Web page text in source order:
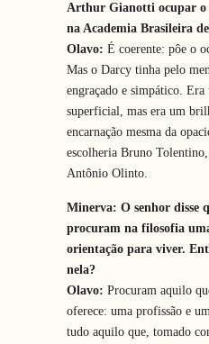
Arthur Gianotti ocupar o
na Academia Brasileira
Olavo: É coerente: pôe o
Mas o Darcy tinha pelo
engraçado e simpático.
superficial, mas era um
encarnação mesma da
escolheria Bruno
Antônio Olinto.
Minerva: O senhor disse
procuram na filosofia
orientação para viver.
nela?
Olavo: Procuram aquilo
oferece: uma profissão e
tudo aquilo que, tomado